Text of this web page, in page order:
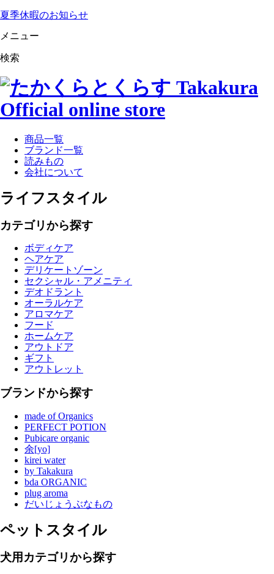
夏季休暇のお知らせ
メニュー
検索
商品一覧
ブランド一覧
読みもの
会社について
ライフスタイル
カテゴリから探す
ボディケア
ヘアケア
デリケートゾーン
セクシャル・アメニティ
デオドラント
オーラルケア
アロマケア
フード
ホームケア
アウトドア
ギフト
アウトレット
ブランドから探す
made of Organics
PERFECT POTION
Pubicare organic
余[yo]
kirei water
by Takakura
bda ORGANIC
plug aroma
だいじょうぶなもの
ペットスタイル
犬用カテゴリから探す